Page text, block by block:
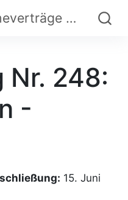
Dynastische Eheverträge der Frühen Neuzeit
Nr. 248:
-
15. Juni